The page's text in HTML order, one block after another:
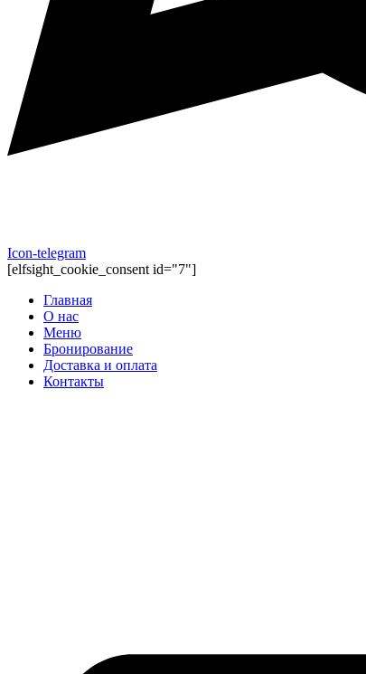
Icon-telegram
[elfsight_cookie_consent id="7"]
Главная
О нас
Меню
Бронирование
Доставка и оплата
Контакты